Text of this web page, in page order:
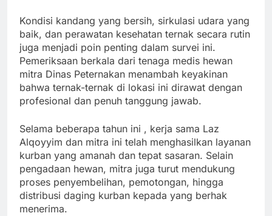
Kondisi kandang yang bersih, sirkulasi udara yang
baik, dan perawatan kesehatan ternak secara rutin
juga menjadi poin penting dalam survei ini.
Pemeriksaan berkala dari tenaga medis hewan
mitra Dinas Peternakan menambah keyakinan
bahwa ternak-ternak di lokasi ini dirawat dengan
profesional dan penuh tanggung jawab.
Selama beberapa tahun ini , kerja sama Laz
Alqoyyim dan mitra ini telah menghasilkan layanan
kurban yang amanah dan tepat sasaran. Selain
pengadaan hewan, mitra juga turut mendukung
proses penyembelihan, pemotongan, hingga
distribusi daging kurban kepada yang berhak
menerima.